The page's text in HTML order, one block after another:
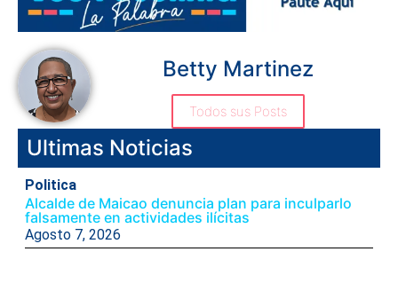
Betty Martinez
Todos sus Posts
Ultimas Noticias
Politica
Alcalde de Maicao denuncia plan para inculparlo
falsamente en actividades ilícitas
Agosto 7, 2026